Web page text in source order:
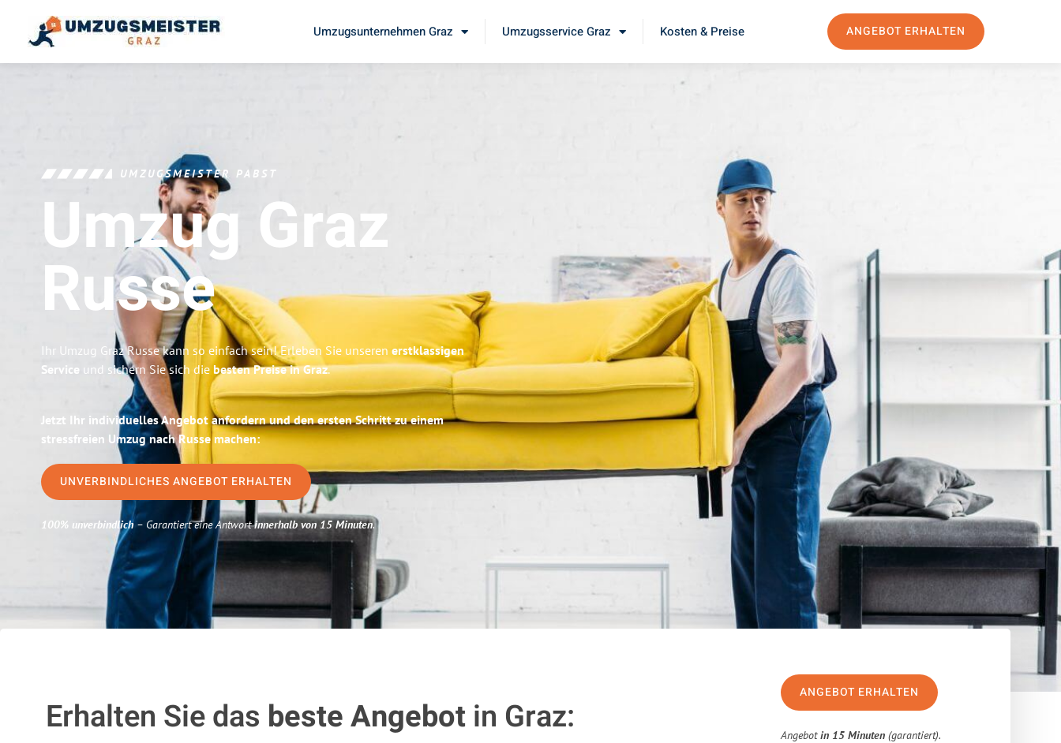
Umzugsunternehmen Graz Umzugsservice Graz Kosten & Preise ANGEBOT ERHALTEN
UMZUGSMEISTER PABST
Umzug Graz
Russe
Ihr Umzug Graz Russe kann so einfach sein! Erleben Sie unseren erstklassigen
Service und sichern Sie sich die besten Preise in Graz.
Jetzt Ihr individuelles Angebot anfordern und den ersten Schritt zu einem
stressfreien Umzug nach Russe machen:
UNVERBINDLICHES ANGEBOT ERHALTEN
100% unverbindlich– Garantiert eine Antwortinnerhalb von 15 Minuten.
Erhalten Sie das beste Angebotin Graz:
ANGEBOT ERHALTEN
Angebotin 15 Minuten (garantiert).